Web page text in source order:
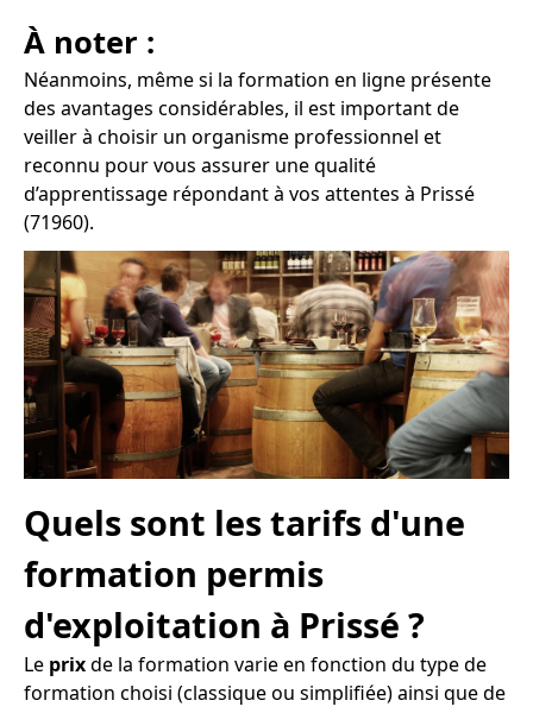
À noter :
Néanmoins, même si la formation en ligne présente
des avantages considérables, il est important de
veiller à choisir un organisme professionnel et
reconnu pour vous assurer une qualité
d’apprentissage répondant à vos attentes à Prissé
(71960).
Quels sont les tarifs d'une
formation permis
d'exploitation à Prissé ?
Le prixde la formation varie en fonction du type de
formation choisi (classique ou simplifiée) ainsi que de